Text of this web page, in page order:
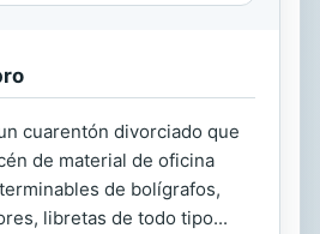
cuarentón divorciado que
de material de oficina
de bolígrafos,
libretas de todo tipo...